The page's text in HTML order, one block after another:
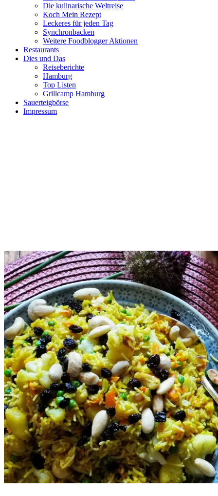
Die kulinarische Weltreise
Koch Mein Rezept
Leckeres für jeden Tag
Synchronbacken
Weitere Foodblogger Aktionen
Restaurants
Dies und Das
Reiseberichte
Hamburg
Top Listen
Grillcamp Hamburg
Sauerteigbörse
Impressum